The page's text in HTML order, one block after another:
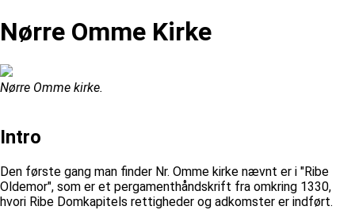
Nørre Omme Kirke
Nørre Omme kirke.
Intro
Den første gang man finder Nr. Omme kirke nævnt er i "Ribe
Oldemor", som er et pergamenthåndskrift fra omkring 1330,
hvori Ribe Domkapitels rettigheder og adkomster er indført.